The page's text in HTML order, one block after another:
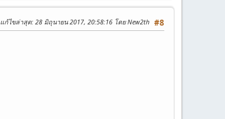
#8
แก้ไขล่าสุด: 28 มิถุนายน 2017, 20:58:16 โดย New2th